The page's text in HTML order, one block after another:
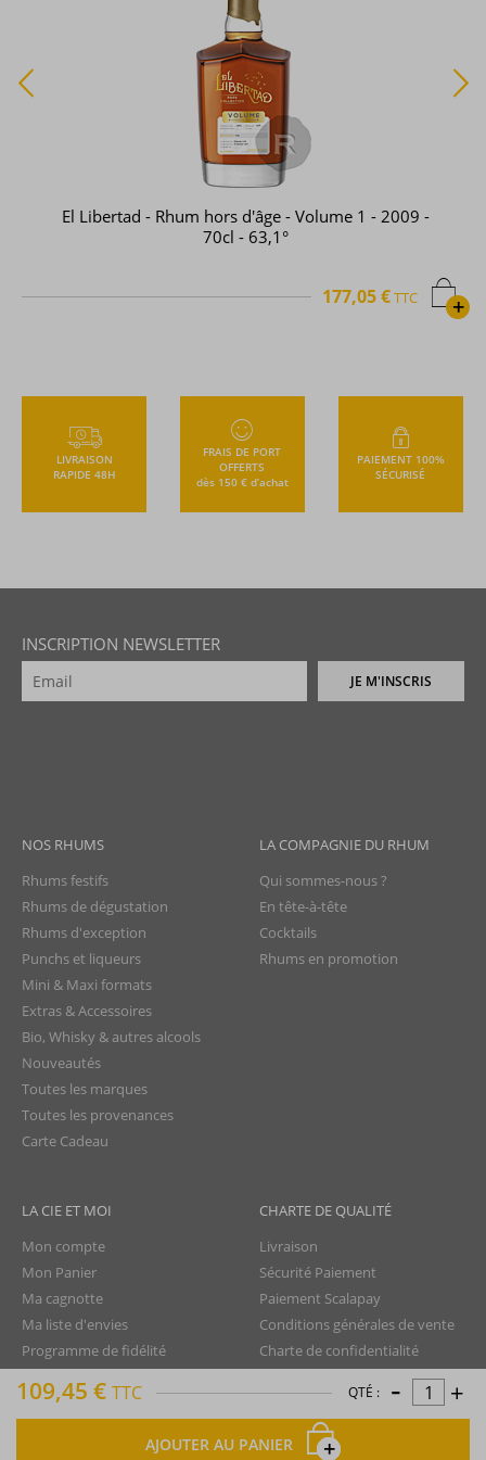
109,45 € TTC QTÉ : - +
AJOUTER AU PANIER
El Libertad - Rhum hors d'âge - Volume 1 - 2009 -
70cl - 63,1°
+
177,05 €TTC
LIVRAISON
RAPIDE 48H
FRAIS DE PORT
OFFERTS
dès 150 € d’achat
PAIEMENT 100%
SÉCURISÉ
INSCRIPTION NEWSLETTER
JE M'INSCRIS
NOS RHUMS
Rhums festifs
Rhums de dégustation
Rhums d'exception
Punchs et liqueurs
Mini & Maxi formats
Extras & Accessoires
Bio, Whisky & autres alcools
Nouveautés
Toutes les marques
Toutes les provenances
Carte Cadeau
LA COMPAGNIE DU RHUM
Qui sommes-nous ?
En tête-à-tête
Cocktails
Rhums en promotion
LA CIE ET MOI
Mon compte
Mon Panier
Ma cagnotte
Ma liste d'envies
Programme de fidélité
Nous contacter
CHARTE DE QUALITÉ
Livraison
Sécurité Paiement
Paiement Scalapay
Conditions générales de vente
Charte de confidentialité
Protection des données
Droit de rétractation
Mentions légales
Plan du site